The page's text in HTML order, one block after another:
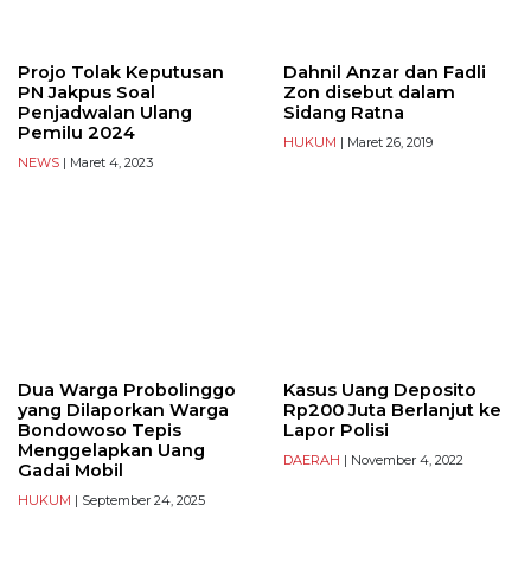
Projo Tolak Keputusan
PN Jakpus Soal
Penjadwalan Ulang
Pemilu 2024
NEWS | Maret 4, 2023
Dahnil Anzar dan Fadli
Zon disebut dalam
Sidang Ratna
HUKUM | Maret 26, 2019
Dua Warga Probolinggo
yang Dilaporkan Warga
Bondowoso Tepis
Menggelapkan Uang
Gadai Mobil
HUKUM | September 24, 2025
Kasus Uang Deposito
Rp200 Juta Berlanjut ke
Lapor Polisi
DAERAH | November 4, 2022